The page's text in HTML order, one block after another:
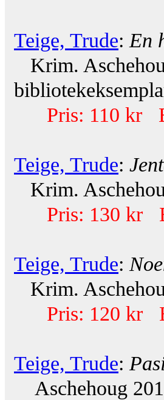
Teige, Trude: En
Krim.
Pris: 110 kr
Teige, Trude:
Krim.
Pris: 130 kr
Teige, Trude:
Krim.
Pris: 120 kr
Teige, Trude:
Aschehoug